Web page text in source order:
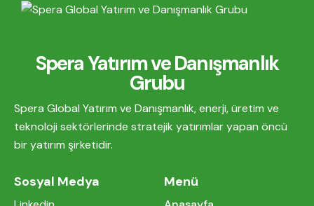
Spera Yatırım ve Danışmanlık
Grubu
Spera Global Yatırım ve Danışmanlık, enerji, üretim ve
teknoloji sektörlerinde stratejik yatırımlar yapan öncü
bir yatırım şirketidir.
Sosyal Medya Menü